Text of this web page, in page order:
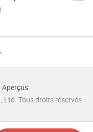
Aperçus
Ltd. Tous droits réservés.